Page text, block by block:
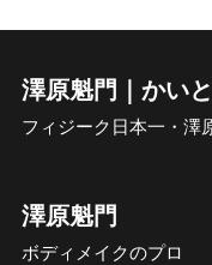
澤原魁門｜かい
フィジーク日本一・澤
澤原魁門
ボディメイクのプロ